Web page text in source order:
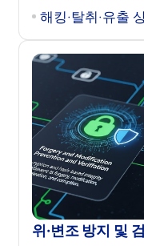
해킹·탈취·유출
위·변조 방지 및